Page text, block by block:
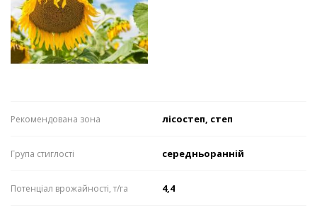
Рекомендована зона лісостеп, степ
Група стиглості середньоранній
Потенціал врожайності, т/га 4,4